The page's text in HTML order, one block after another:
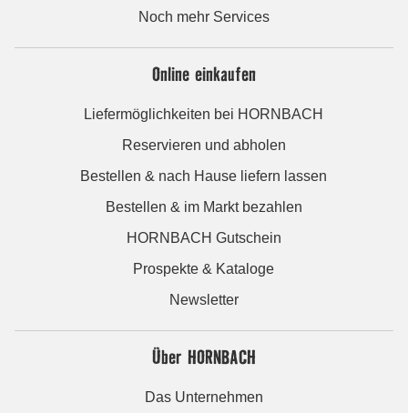
Noch mehr Services
Online einkaufen
Liefermöglichkeiten bei HORNBACH
Reservieren und abholen
Bestellen & nach Hause liefern lassen
Bestellen & im Markt bezahlen
HORNBACH Gutschein
Prospekte & Kataloge
Newsletter
Über HORNBACH
Das Unternehmen